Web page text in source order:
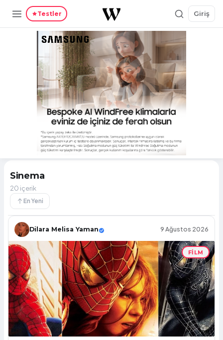
Testler Giriş
Sinema
20 içerik
En Yeni
Dilara Melisa Yaman 9 Ağustos 2026
FILM